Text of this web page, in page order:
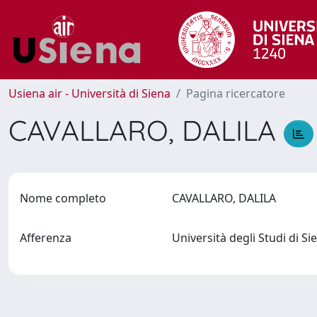
Usiena air - Università di Siena Pagina ricercatore
CAVALLARO, DALILA
Nome completo CAVALLARO, DALILA
Afferenza Università degli Studi di